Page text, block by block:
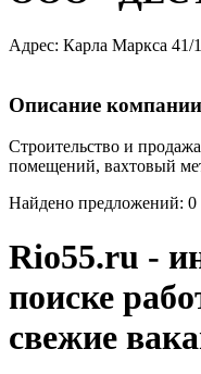
Адрес: Карла Маркса 41/1
Описание компании
Строительство и
помещений, вахтовый
Найдено предложений: 0
Rio55.ru -
поиске
свежие